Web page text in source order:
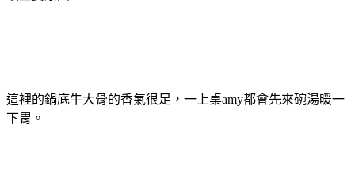
這裡的鍋底牛大骨的香氣很足，一上桌amy都會先來碗湯暖一
下胃。